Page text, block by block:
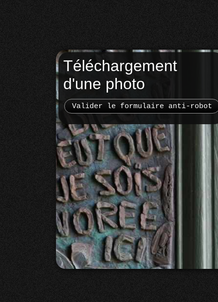
Téléchargement
d'une photo